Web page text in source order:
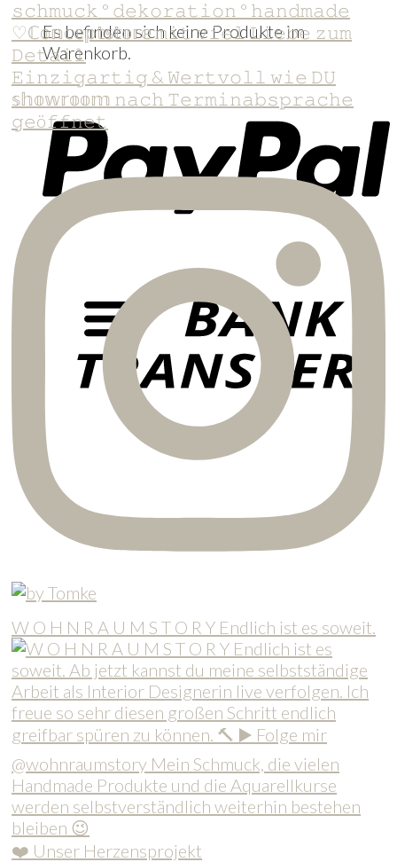
Es befinden sich keine Produkte im
Warenkorb.
𝚜𝚌𝚑𝚖𝚞𝚌𝚔 ° 𝚍𝚎𝚔𝚘𝚛𝚊𝚝𝚒𝚘𝚗 ° 𝚑𝚊𝚗𝚍𝚖𝚊𝚍𝚎
♡ℂ𝕠𝕟𝕔𝕖𝕡𝕥𝕤𝕥𝕠𝕣𝕖 𝚖𝚒𝚝 𝚟𝚒𝚎𝚕 𝙻𝚒𝚎𝚋𝚎 𝚣𝚞𝚖
𝙳𝚎𝚝𝚊𝚒𝚕
𝙴𝚒𝚗𝚣𝚒𝚐𝚊𝚛𝚝𝚒𝚐 & 𝚆𝚎𝚛𝚝𝚟𝚘𝚕𝚕 𝚠𝚒𝚎 𝙳𝚄
𝕤𝕙𝕠𝕨𝕣𝕠𝕠𝕞 𝚗𝚊𝚌𝚑 𝚃𝚎𝚛𝚖𝚒𝚗𝚊𝚋𝚜𝚙𝚛𝚊𝚌𝚑𝚎
𝚐𝚎ö𝚏𝚏𝚗𝚎𝚝
W O H N R A U M S T O R Y Endlich ist es soweit.
❤️ Unser Herzensprojekt